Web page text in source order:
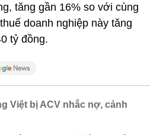
tăng gần 16% so với cùng
doanh nghiệp này tăng
tỷ đồng.
Việt bị ACV nhắc nợ, cảnh